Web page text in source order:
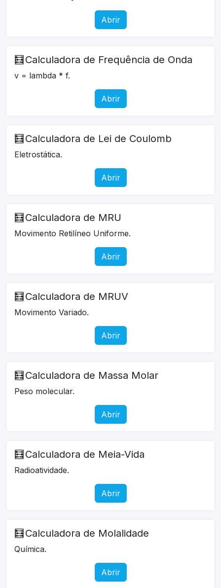
Abrir
🧮 Calculadora de Frequência de Onda
v = lambda * f.
Abrir
🧮 Calculadora de Lei de Coulomb
Eletrostática.
Abrir
🧮 Calculadora de MRU
Movimento Retilíneo Uniforme.
Abrir
🧮 Calculadora de MRUV
Movimento Variado.
Abrir
🧮 Calculadora de Massa Molar
Peso molecular.
Abrir
🧮 Calculadora de Meia-Vida
Radioatividade.
Abrir
🧮 Calculadora de Molalidade
Química.
Abrir